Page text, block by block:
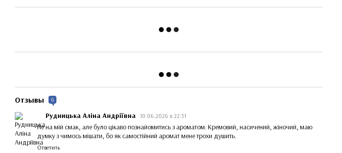
Отзывы 6
Рудницька Аліна Андріївна 10.06.2026 в 22:31
Не на мій смак, але було цікаво познайомитись з ароматом. Кремовий, насичений, жіночий, маю
думку з чимось мішати, бо як самостійний аромат мене трохи душить.
Ответить